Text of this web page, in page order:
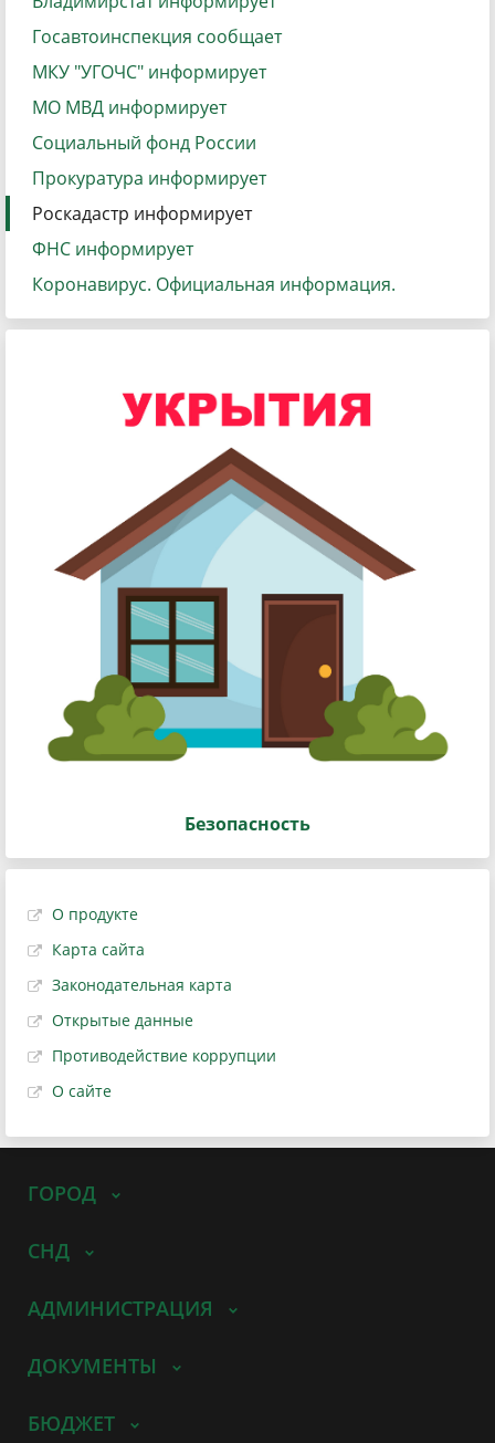
Госавтоинспекция сообщает
МКУ "УГОЧС" информирует
МО МВД информирует
Социальный фонд России
Прокуратура информирует
Роскадастр информирует
ФНС информирует
Коронавирус. Официальная информация.
Безопасность
О продукте
Карта сайта
Законодательная карта
Открытые данные
Противодействие коррупции
О сайте
ГОРОД
СНД
АДМИНИСТРАЦИЯ
ДОКУМЕНТЫ
БЮДЖЕТ